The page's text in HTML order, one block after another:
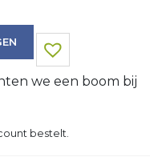
we een boom bij
bestelt.